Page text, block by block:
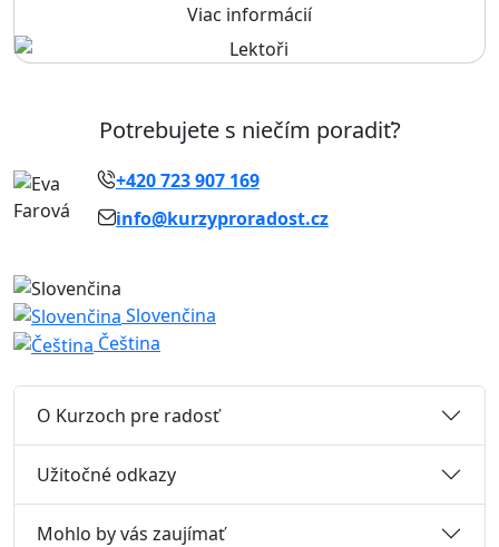
Viac informácií
Potrebujete s niečím poradiť?
+420 723 907 169
info@kurzyproradost.cz
Slovenčina
Čeština
O Kurzoch pre radosť
Užitočné odkazy
Mohlo by vás zaujímať